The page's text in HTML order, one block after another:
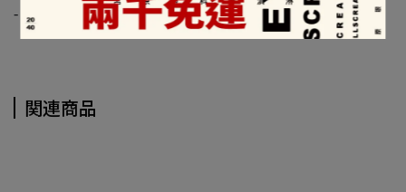
- 配送時間約1-3個工作天，實際配達日視物流公司為主 -
関連商品